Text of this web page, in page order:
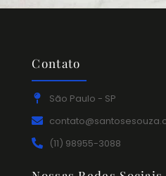
Contato
São Paulo - SP
(11) 98955-3088